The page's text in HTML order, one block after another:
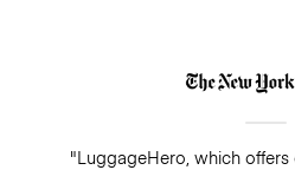
"LuggageHero, which